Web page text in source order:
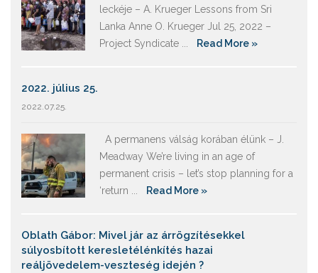
leckéje – A. Krueger Lessons from Sri
Lanka Anne O. Krueger Jul 25, 2022 –
Project Syndicate ...
Read More »
2022. július 25.
2022.07.25.
A permanens válság korában élünk – J.
Meadway We’re living in an age of
permanent crisis – let’s stop planning for a
‘return ...
Read More »
Oblath Gábor: Mivel jár az árrögzítésekkel
súlyosbított keresletélénkítés hazai
reáljövedelem-veszteség idején ?